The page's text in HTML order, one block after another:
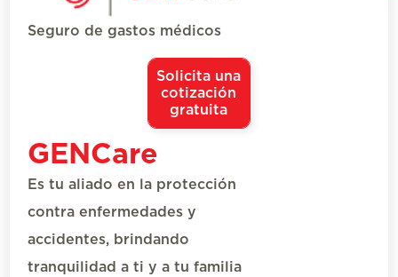
Seguro de gastos médicos
GENCare
Es tu aliado en la protección
contra enfermedades y
accidentes, brindando
tranquilidad a ti y a tu familia
Solicita una
cotización
gratuita